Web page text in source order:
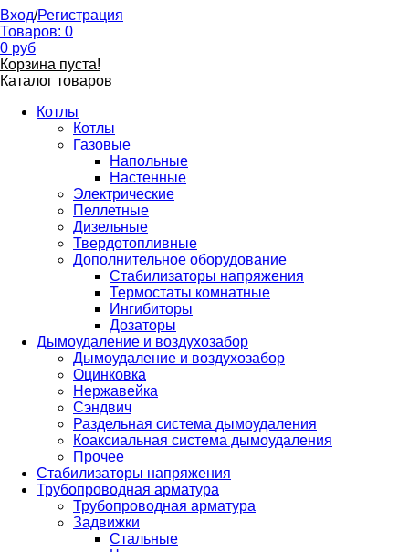
Вход/Регистрация
Товаров: 0
0 руб
Корзина пуста!
Каталог товаров
Котлы
Котлы
Газовые
Напольные
Настенные
Электрические
Пеллетные
Дизельные
Твердотопливные
Дополнительное оборудование
Стабилизаторы напряжения
Термостаты комнатные
Ингибиторы
Дозаторы
Дымоудаление и воздухозабор
Дымоудаление и воздухозабор
Оцинковка
Нержавейка
Сэндвич
Раздельная система дымоудаления
Коаксиальная система дымоудаления
Прочее
Стабилизаторы напряжения
Трубопроводная арматура
Трубопроводная арматура
Задвижки
Стальные